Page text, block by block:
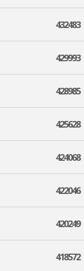
432483
429993
428985
425628
424068
422046
420249
418572